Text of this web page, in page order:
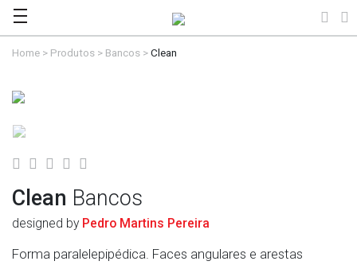
Home > Produtos > Bancos >Clean
Clean Bancos
designed by Pedro Martins Pereira
Forma paralelepipédica. Faces angulares e arestas